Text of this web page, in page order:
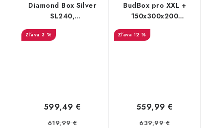
Diamond Box Silver
SL240,
240x240x200cm
3 %
599,49 €
619,99 €
BudBox pro XXL +
150x300x200
strieborný - rastové
stan
12 %
559,99 €
639,99 €